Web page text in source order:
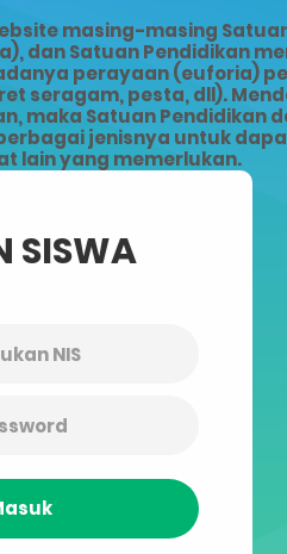
masing-masing
dan Satuan Pendidikan
perayaan (euforia)
seragam, pesta, dll).
maka Satuan
jenisnya untuk
lain yang memerlukan.
SISWA